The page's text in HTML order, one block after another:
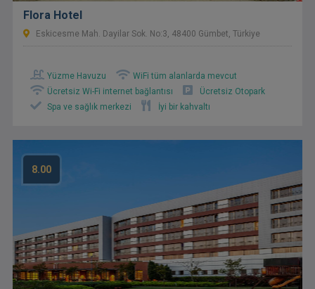
Flora Hotel
Eskicesme Mah. Dayilar Sok. No:3, 48400 Gümbet, Türkiye
Yüzme Havuzu
WiFi tüm alanlarda mevcut
Ücretsiz Wi-Fi internet bağlantısı
Ücretsiz Otopark
Spa ve sağlık merkezi
İyi bir kahvaltı
8.00